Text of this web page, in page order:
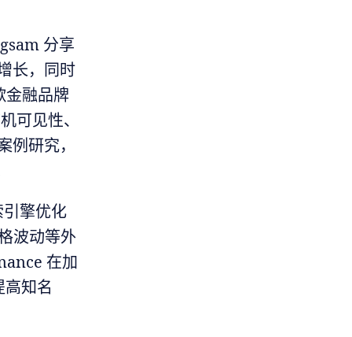
分享
长，同时
金融品牌
可见性、
研究，
擎优化
波动等外
在加
知名